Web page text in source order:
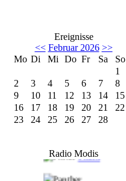
Ereignisse
<< Februar 2026 >>
Mo Di Mi Do Fr Sa
So
1
2
3 4 5 6 7
8
9
10 11 12 13 14
15
16
17 18 19 20 21
22
23
24 25 26 27 28
Radio Modis
Frank